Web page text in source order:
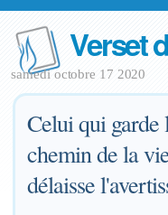
Verset
samedi octobre 17 2020
Celui qui garde
chemin de la
délaisse